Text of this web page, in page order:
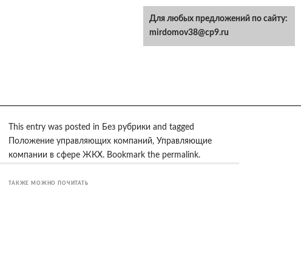
This entry was posted in Без рубрики and tagged
Положение управляющих компаний, Управляющие
компании в сфере ЖКХ. Bookmark the permalink.
ТАКЖЕ МОЖНО ПОЧИТАТЬ
Для любых предложений по сайту:
mirdomov38@cp9.ru